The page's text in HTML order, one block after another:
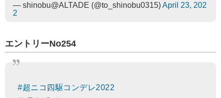
— shinobu@ALTADE (@to_shinobu0315)April 23, 202
2
エントリーNo254
#超ニコ四駆コンデレ2022